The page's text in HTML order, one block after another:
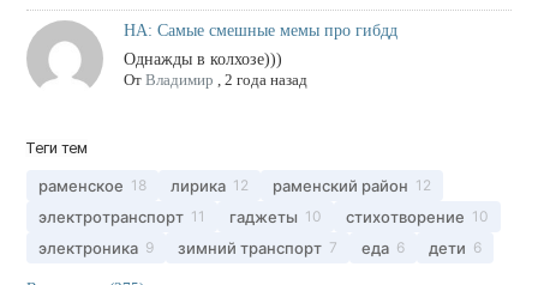
НА: Самые смешные мемы про гибдд
Однажды в колхозе)))
От Владимир , 2 года назад
Теги тем
раменское 18 лирика 12 раменский район 12
электротранспорт 11 гаджеты 10 стихотворение 10
электроника 9 зимний транспорт 7 еда 6 дети 6